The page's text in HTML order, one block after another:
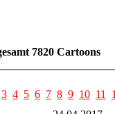
7820 Cartoons
3 4 5 6 7 8 9 10 11